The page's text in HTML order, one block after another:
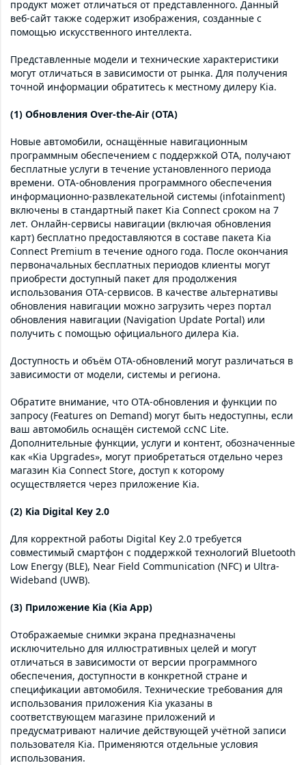
продукт может отличаться от представленного. Данный
веб-сайт также содержит изображения, созданные с
помощью искусственного интеллекта.
Представленные модели и технические характеристики
могут отличаться в зависимости от рынка. Для получения
точной информации обратитесь к местному дилеру Kia.
(1) Обновления Over-the-Air (OTA)
Новые автомобили, оснащённые навигационным
программным обеспечением с поддержкой OTA, получают
бесплатные услуги в течение установленного периода
времени. OTA-обновления программного обеспечения
информационно-развлекательной системы (infotainment)
включены в стандартный пакет Kia Connect сроком на 7
лет. Онлайн-сервисы навигации (включая обновления
карт) бесплатно предоставляются в составе пакета Kia
Connect Premium в течение одного года. После окончания
первоначальных бесплатных периодов клиенты могут
приобрести доступный пакет для продолжения
использования OTA-сервисов. В качестве альтернативы
обновления навигации можно загрузить через портал
обновления навигации (Navigation Update Portal) или
получить с помощью официального дилера Kia.
Доступность и объём OTA-обновлений могут различаться в
зависимости от модели, системы и региона.
Обратите внимание, что OTA-обновления и функции по
запросу (Features on Demand) могут быть недоступны, если
ваш автомобиль оснащён системой ccNC Lite.
Дополнительные функции, услуги и контент, обозначенные
как «Kia Upgrades», могут приобретаться отдельно через
магазин Kia Connect Store, доступ к которому
осуществляется через приложение Kia.
(2) Kia Digital Key 2.0
Для корректной работы Digital Key 2.0 требуется
совместимый смартфон с поддержкой технологий Bluetooth
Low Energy (BLE), Near Field Communication (NFC) и Ultra-
Wideband (UWB).
(3) Приложение Kia (Kia App)
Отображаемые снимки экрана предназначены
исключительно для иллюстративных целей и могут
отличаться в зависимости от версии программного
обеспечения, доступности в конкретной стране и
спецификации автомобиля. Технические требования для
использования приложения Kia указаны в
соответствующем магазине приложений и
предусматривают наличие действующей учётной записи
пользователя Kia. Применяются отдельные условия
использования.